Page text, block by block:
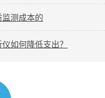
测成本的
如何降低支出？